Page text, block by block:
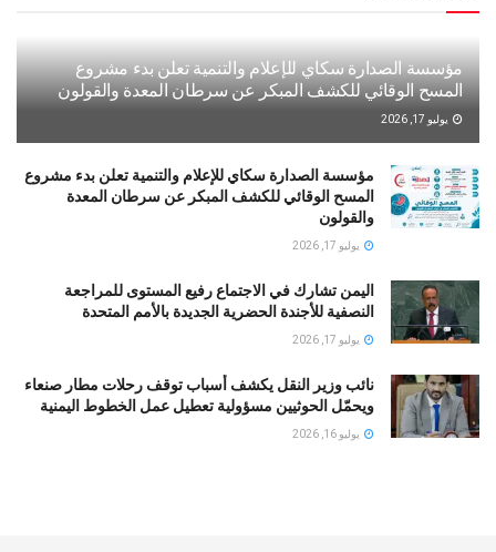
مؤسسة الصدارة سكاي للإعلام والتنمية تعلن بدء مشروع
المسح الوقائي للكشف المبكر عن سرطان المعدة والقولون
يوليو 17, 2026
مؤسسة الصدارة سكاي للإعلام والتنمية تعلن بدء مشروع
المسح الوقائي للكشف المبكر عن سرطان المعدة
والقولون
يوليو 17, 2026
اليمن تشارك في الاجتماع رفيع المستوى للمراجعة
النصفية للأجندة الحضرية الجديدة بالأمم المتحدة
يوليو 17, 2026
نائب وزير النقل يكشف أسباب توقف رحلات مطار صنعاء
ويحمّل الحوثيين مسؤولية تعطيل عمل الخطوط اليمنية
يوليو 16, 2026